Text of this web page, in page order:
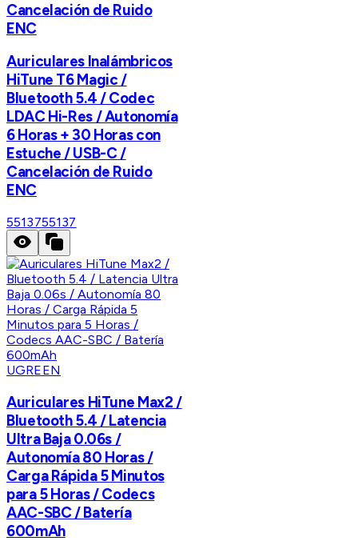
Cancelación de Ruido
ENC
Auriculares Inalámbricos
HiTune T6 Magic /
Bluetooth 5.4 / Codec
LDAC Hi-Res / Autonomía
6 Horas + 30 Horas con
Estuche / USB-C /
Cancelación de Ruido
ENC
5513755137
UGREEN
Auriculares HiTune Max2 /
Bluetooth 5.4 / Latencia
Ultra Baja 0.06s /
Autonomía 80 Horas /
Carga Rápida 5 Minutos
para 5 Horas / Codecs
AAC-SBC / Batería
600mAh